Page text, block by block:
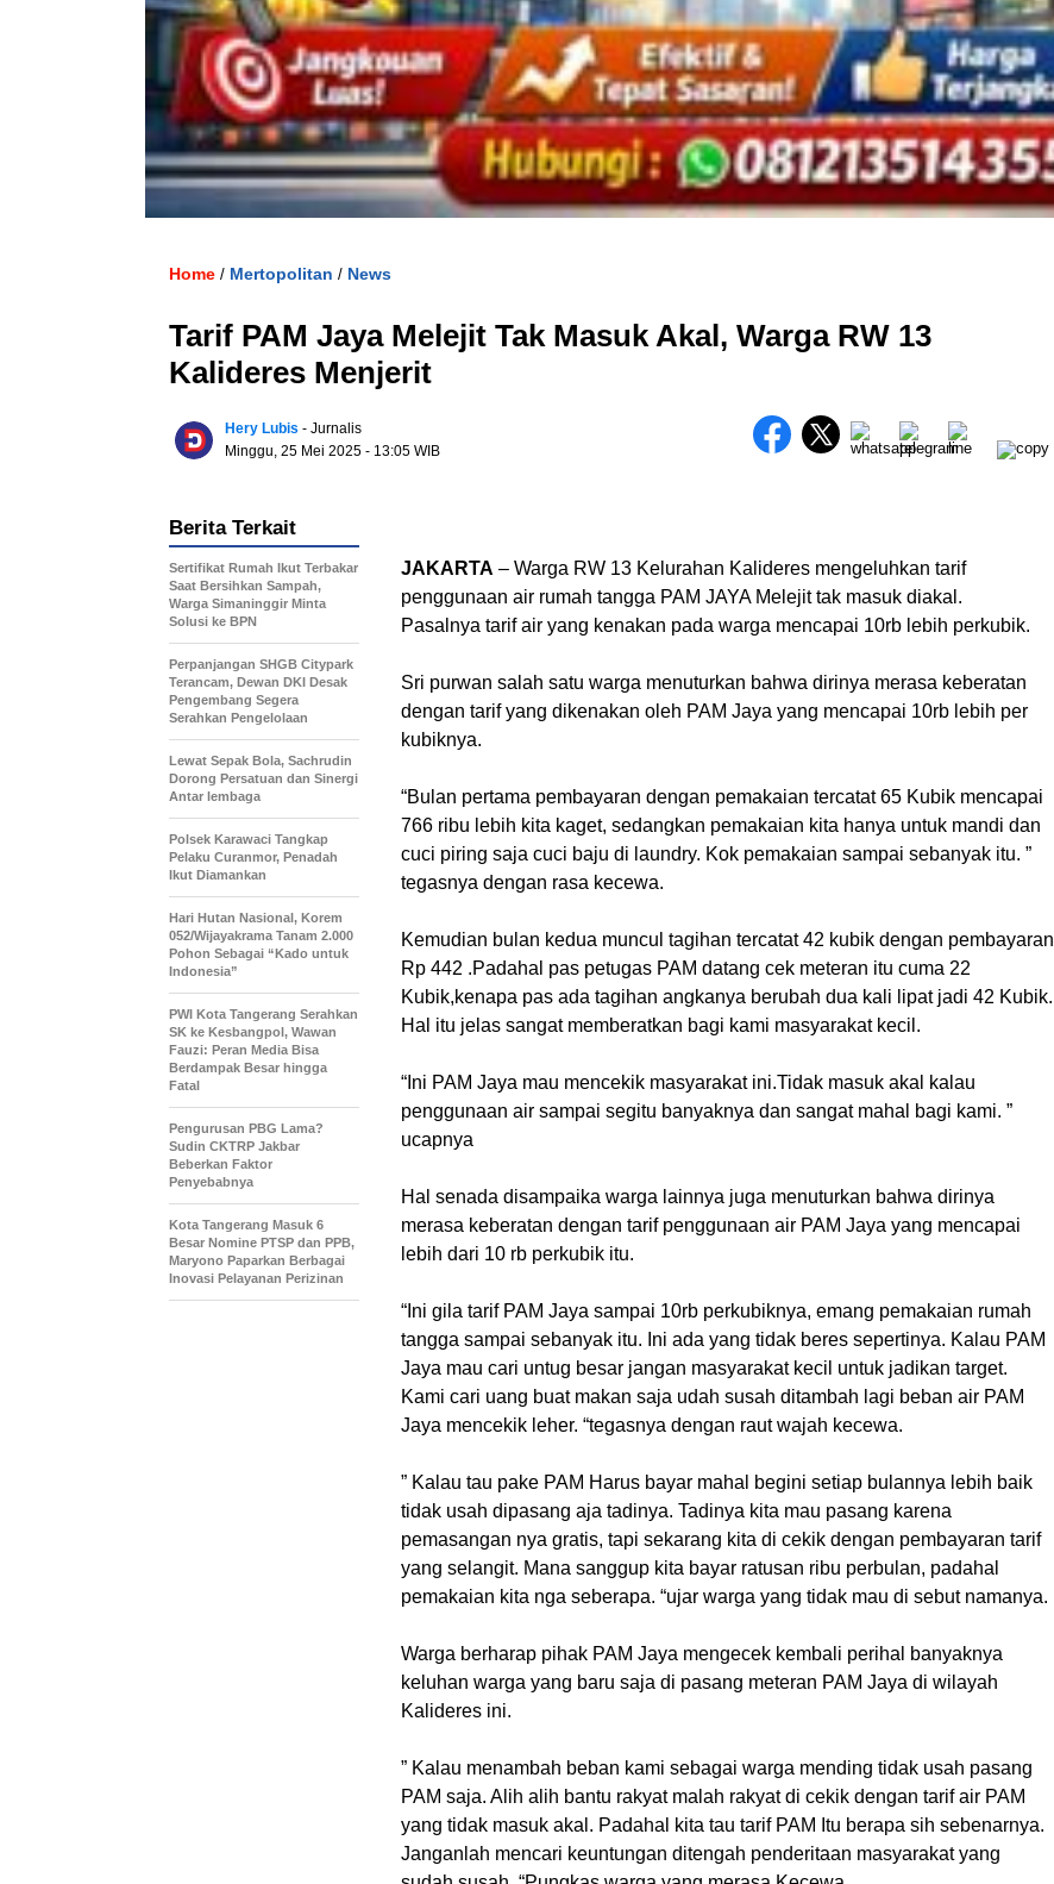
Home / Mertopolitan / News
Tarif PAM Jaya Melejit Tak Masuk Akal, Warga RW 13
Kalideres Menjerit
Hery Lubis - Jurnalis
Minggu, 25 Mei 2025 - 13:05 WIB
JAKARTA – Warga RW 13 Kelurahan Kalideres mengeluhkan tarif
penggunaan air rumah tangga PAM JAYA Melejit tak masuk diakal.
Pasalnya tarif air yang kenakan pada warga mencapai 10rb lebih perkubik.
Sri purwan salah satu warga menuturkan bahwa dirinya merasa keberatan
dengan tarif yang dikenakan oleh PAM Jaya yang mencapai 10rb lebih per
kubiknya.
“Bulan pertama pembayaran dengan pemakaian tercatat 65 Kubik mencapai
766 ribu lebih kita kaget, sedangkan pemakaian kita hanya untuk mandi dan
cuci piring saja cuci baju di laundry. Kok pemakaian sampai sebanyak itu. ”
tegasnya dengan rasa kecewa.
Kemudian bulan kedua muncul tagihan tercatat 42 kubik dengan pembayaran
Rp 442 .Padahal pas petugas PAM datang cek meteran itu cuma 22
Kubik,kenapa pas ada tagihan angkanya berubah dua kali lipat jadi 42 Kubik.
Hal itu jelas sangat memberatkan bagi kami masyarakat kecil.
“Ini PAM Jaya mau mencekik masyarakat ini.Tidak masuk akal kalau
penggunaan air sampai segitu banyaknya dan sangat mahal bagi kami. ”
ucapnya
Hal senada disampaika warga lainnya juga menuturkan bahwa dirinya
merasa keberatan dengan tarif penggunaan air PAM Jaya yang mencapai
lebih dari 10 rb perkubik itu.
“Ini gila tarif PAM Jaya sampai 10rb perkubiknya, emang pemakaian rumah
tangga sampai sebanyak itu. Ini ada yang tidak beres sepertinya. Kalau PAM
Jaya mau cari untug besar jangan masyarakat kecil untuk jadikan target.
Kami cari uang buat makan saja udah susah ditambah lagi beban air PAM
Jaya mencekik leher. “tegasnya dengan raut wajah kecewa.
” Kalau tau pake PAM Harus bayar mahal begini setiap bulannya lebih baik
tidak usah dipasang aja tadinya. Tadinya kita mau pasang karena
pemasangan nya gratis, tapi sekarang kita di cekik dengan pembayaran tarif
yang selangit. Mana sanggup kita bayar ratusan ribu perbulan, padahal
pemakaian kita nga seberapa. “ujar warga yang tidak mau di sebut namanya.
Warga berharap pihak PAM Jaya mengecek kembali perihal banyaknya
keluhan warga yang baru saja di pasang meteran PAM Jaya di wilayah
Kalideres ini.
” Kalau menambah beban kami sebagai warga mending tidak usah pasang
PAM saja. Alih alih bantu rakyat malah rakyat di cekik dengan tarif air PAM
yang tidak masuk akal. Padahal kita tau tarif PAM Itu berapa sih sebenarnya.
Janganlah mencari keuntungan ditengah penderitaan masyarakat yang
Berita Terkait
Sertifikat Rumah Ikut Terbakar
Saat Bersihkan Sampah,
Warga Simaninggir Minta
Solusi ke BPN
Perpanjangan SHGB Citypark
Terancam, Dewan DKI Desak
Pengembang Segera
Serahkan Pengelolaan
Lewat Sepak Bola, Sachrudin
Dorong Persatuan dan Sinergi
Antar lembaga
Polsek Karawaci Tangkap
Pelaku Curanmor, Penadah
Ikut Diamankan
Hari Hutan Nasional, Korem
052/Wijayakrama Tanam 2.000
Pohon Sebagai “Kado untuk
Indonesia”
PWI Kota Tangerang Serahkan
SK ke Kesbangpol, Wawan
Fauzi: Peran Media Bisa
Berdampak Besar hingga
Fatal
Pengurusan PBG Lama?
Sudin CKTRP Jakbar
Beberkan Faktor
Penyebabnya
Kota Tangerang Masuk 6
Besar Nomine PTSP dan PPB,
Maryono Paparkan Berbagai
Inovasi Pelayanan Perizinan